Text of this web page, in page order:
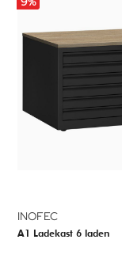
INOFEC
A1 Ladekast 6 laden